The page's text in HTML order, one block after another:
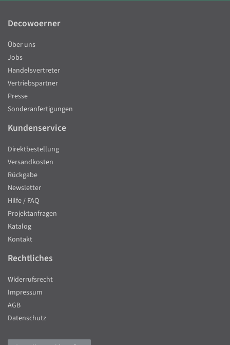
Decowoerner
Über uns
Jobs
Handelsvertreter
Vertriebspartner
Presse
Sonderanfertigungen
Kundenservice
Direktbestellung
Versandkosten
Rückgabe
Newsletter
Hilfe / FAQ
Projektanfragen
Katalog
Kontakt
Rechtliches
Widerrufsrecht
Impressum
AGB
Datenschutz